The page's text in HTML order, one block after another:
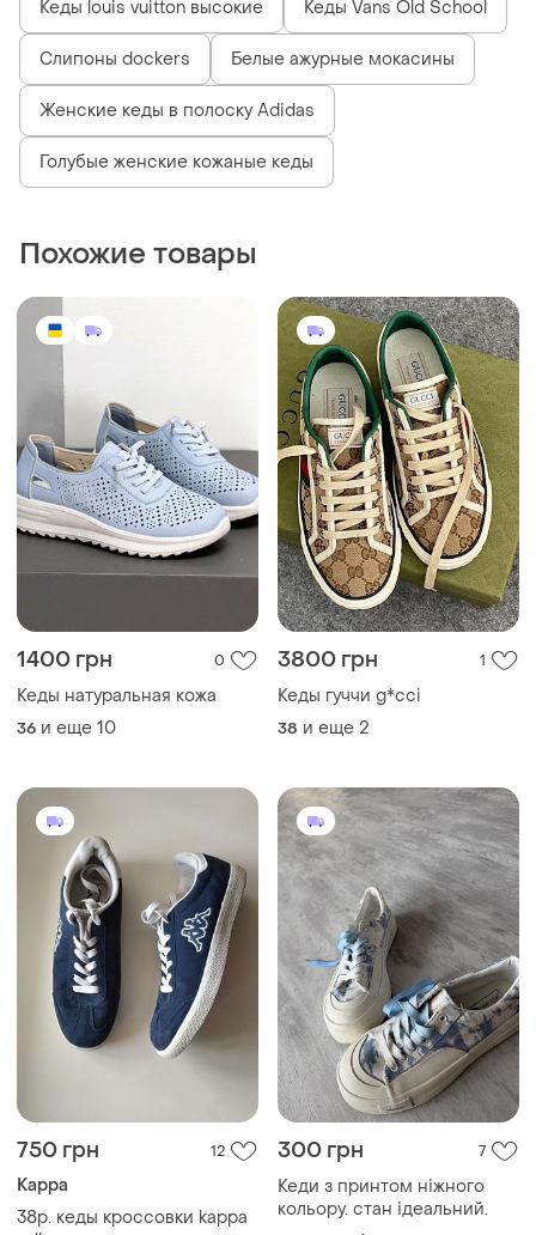
Кеды louis vuitton высокие Кеды Vans Old School
Слипоны dockers Белые ажурные мокасины
Женские кеды в полоску Adidas
Голубые женские кожаные кеды
Похожие товары
1400 грн 0
Кеды натуральная кожа
36 и еще 10
3800 грн 1
Кеды гуччи g*cci
38 и еще 2
750 грн 12
Kappa
38р. кеды кроссовки kappa
300 грн 7
Кеди з принтом ніжного
кольору. стан ідеальний.